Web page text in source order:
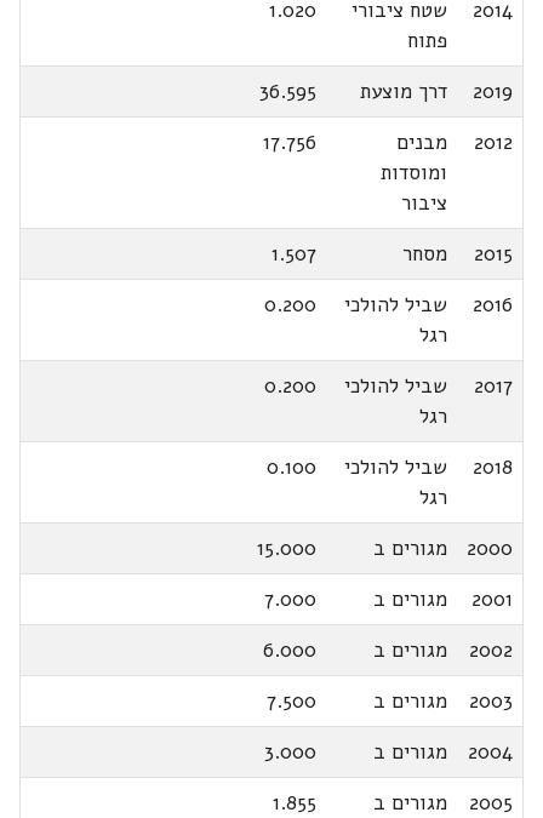
2014
שטח ציבורי
פתוח
1.020
2019 דרך מוצעת
36.595
2012
מבנים
ומוסדות
ציבור
17.756
2015 מסחר
1.507
2016
שביל להולכי
רגל
0.200
2017
שביל להולכי
רגל
0.200
2018
שביל להולכי
רגל
0.100
2000 מגורים ב
15.000
2001
מגורים ב
7.000
2002
מגורים ב
6.000
2003
מגורים ב
7.500
2004
מגורים ב
3.000
2005
מגורים ב
1.855